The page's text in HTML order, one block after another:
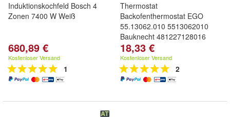
Induktionskochfeld Bosch 4
Zonen 7400 W Weiß
680,89 €
Kostenloser Versand
1
Thermostat
Backofenthermostat EGO
55.13062.010 5513062010
Bauknecht 481227128016
18,33 €
Kostenloser Versand
2